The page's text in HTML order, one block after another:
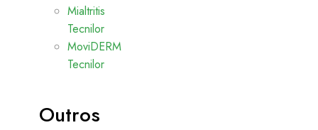
Mialtritis
Tecnilor
MoviDERM
Tecnilor
Outros